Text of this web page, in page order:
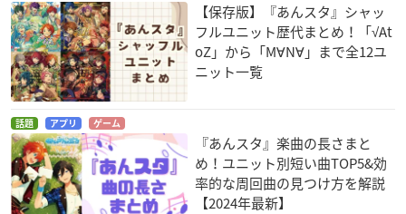
【保存版】『あんスタ』シャッ
フルユニット歴代まとめ！「√At
oZ」から「M∀N∀」まで全12ユ
ニット一覧
話題 アプリ ゲーム
『あんスタ』楽曲の長さまと
め！ユニット別短い曲TOP5&効
率的な周回曲の見つけ方を解説
【2024年最新】